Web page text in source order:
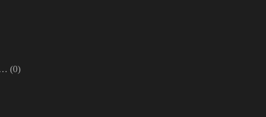
(0)